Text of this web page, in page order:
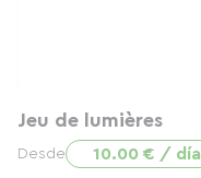
Jeu de lumières
Desde 10.00 € / día